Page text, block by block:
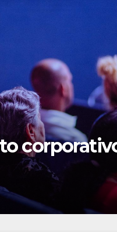
invertir
DE 2025